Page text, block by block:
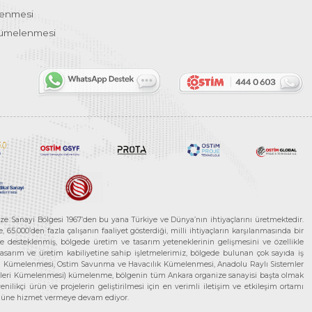
Bölgesi 1967’den bu yana Türkiye ve Dünya’nın ihtiyaçlarını üretmektedir.
fazla çalışanın faaliyet gösterdiği, milli ihtiyaçların karşılanmasında bir
desteklenmiş, bölgede üretim ve tasarım yeteneklerinin gelişmesini ve özellikle
ve üretim kabiliyetine sahip işletmelerimiz, bölgede bulunan çok sayıda iş
Ostim Savunma ve Havacılık Kümelenmesi, Anadolu Raylı Sistemler
Kümelenmesi) kümelenme, bölgenin tüm Ankara organize sanayisi başta olmak
ürün ve projelerin geliştirilmesi için en verimli iletişim ve etkileşim ortamı
hizmet vermeye devam ediyor.